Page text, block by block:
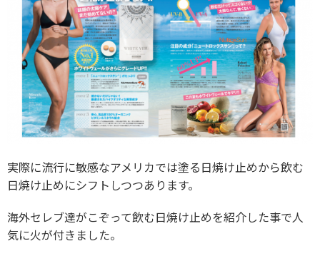
実際に流行に敏感なアメリカでは塗る日焼け止めから飲む
日焼け止めにシフトしつつあります。
海外セレブ達がこぞって飲む日焼け止めを紹介した事で人
気に火が付きました。